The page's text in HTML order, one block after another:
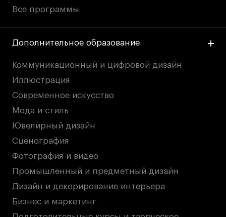
Все программы
Дополнительное образование
Коммуникационный и цифровой дизайн
Иллюстрация
Современное искусство
Мода и стиль
Ювелирный дизайн
Сценография
Фотография и видео
Промышленный и предметный дизайн
Дизайн и декорирование интерьера
Бизнес и маркетинг